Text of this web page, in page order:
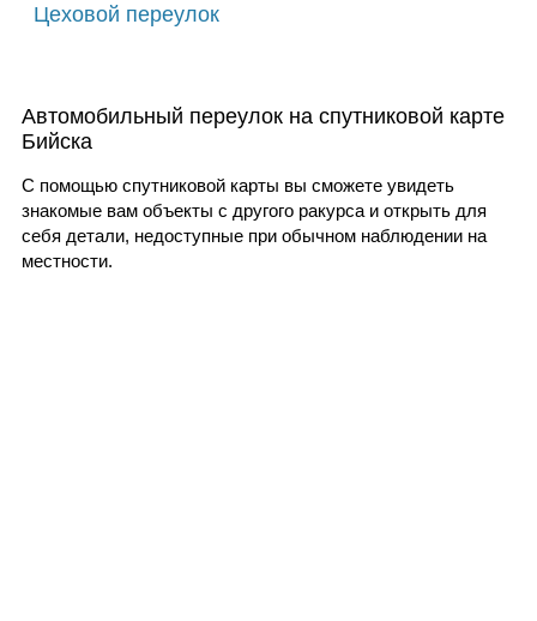
Цеховой переулок
Автомобильный переулок на спутниковой карте
Бийска
С помощью спутниковой карты вы сможете увидеть
знакомые вам объекты с другого ракурса и открыть для
себя детали, недоступные при обычном наблюдении на
местности.